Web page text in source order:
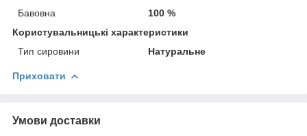
Бавовна
100 %
Користувальницькі характеристики
Тип сировини
Натуральне
Приховати
Умови доставки